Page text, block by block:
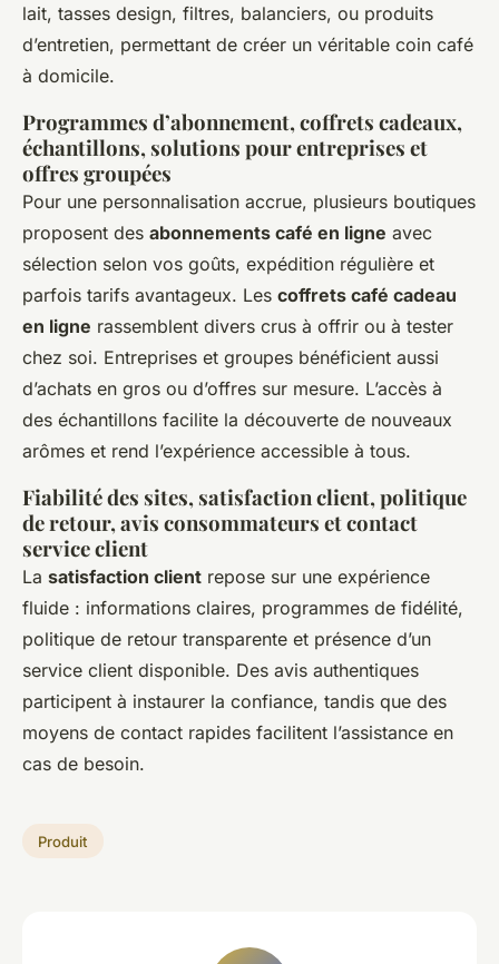
lait, tasses design, filtres, balanciers, ou produits
d’entretien, permettant de créer un véritable coin café
à domicile.
Programmes d’abonnement, coffrets cadeaux,
échantillons, solutions pour entreprises et
offres groupées
Pour une personnalisation accrue, plusieurs boutiques
proposent des abonnements café en ligne avec
sélection selon vos goûts, expédition régulière et
parfois tarifs avantageux. Les coffrets café cadeau
en ligne rassemblent divers crus à offrir ou à tester
chez soi. Entreprises et groupes bénéficient aussi
d’achats en gros ou d’offres sur mesure. L’accès à
des échantillons facilite la découverte de nouveaux
arômes et rend l’expérience accessible à tous.
Fiabilité des sites, satisfaction client, politique
de retour, avis consommateurs et contact
service client
La satisfaction client repose sur une expérience
fluide : informations claires, programmes de fidélité,
politique de retour transparente et présence d’un
service client disponible. Des avis authentiques
participent à instaurer la confiance, tandis que des
moyens de contact rapides facilitent l’assistance en
cas de besoin.
Produit